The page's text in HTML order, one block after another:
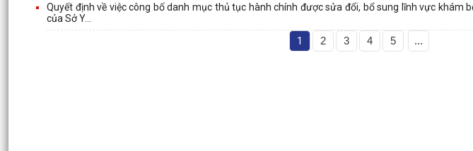
Quyết định về việc công bố danh mục thủ tục hành chính được sửa đổi, bổ sung lĩnh vực khám
của Sở Y...
1 2 3 4 5 ...